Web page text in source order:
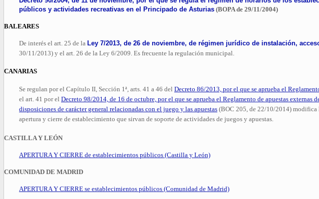
públicos y actividades recreativas en el Principado de Asturias (BOPA de 29/11/2004)
BALEARES
De interés el art. 25 de la Ley 7/2013, de 26 de noviembre, de régimen jurídico de instalación,
30/11/2013) y el art. 26 de la Ley 6/2009. Es frecuente la regulación municipal.
CANARIAS
Se regulan por el Capítulo II, Sección 1ª, arts. 41 a 46 del Decreto 86/2013, por el que se aprueba el
el art. 41 por el Decreto 98/2014, de 16 de octubre, por el que se aprueba el Reglamento de apuestas
disposiciones de carácter general relacionadas con el juego y las apuestas (BOC 205, de 22/10/2014) modifica
apertura y cierre de establecimiento que sirvan de soporte de actividades de juegos y apuestas.
CASTILLA Y LEÓN
APERTURA Y CIERRE de establecimientos públicos (Castilla y León)
COMUNIDAD DE MADRID
APERTURA Y CIERRE se establecimientos públicos (Comunidad de Madrid)